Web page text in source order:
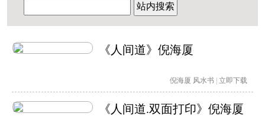
站内搜索
《人间道》倪海厦
倪海厦 风水书 | 立即下载
《人间道.双面打印》倪海厦